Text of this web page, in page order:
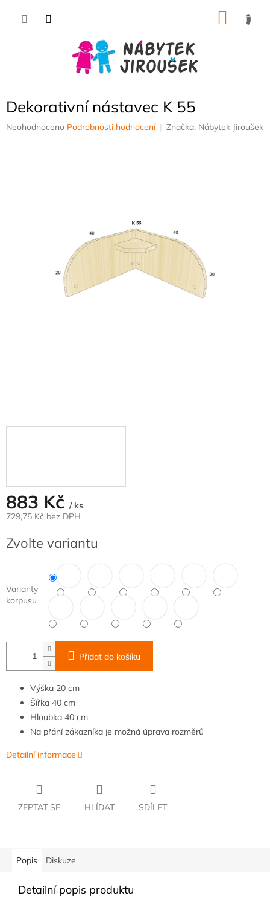
Dekorativní nástavec K 55
Průměrné
Neohodnoceno Podrobnosti hodnocení Značka: Nábytek Jiroušek
883 Kč / ks
729,75 Kč bez DPH
cena:
Zvolte variantu
Varianty
korpusu
Přidat do košíku
Výška 20 cm
Šířka 40 cm
Hloubka 40 cm
Na přání zákazníka je možná úprava rozměrů
Detailní informace
ZEPTAT SE HLÍDAT SDÍLET
Popis Diskuze
Detailní popis produktu